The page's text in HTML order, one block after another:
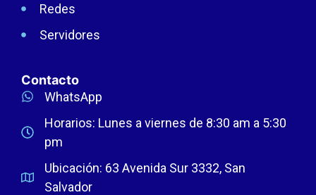
Redes
Servidores
Contacto
WhatsApp
Horarios: Lunes a viernes de 8:30 am a 5:30
pm
Ubicación: 63 Avenida Sur 3332, San
Salvador